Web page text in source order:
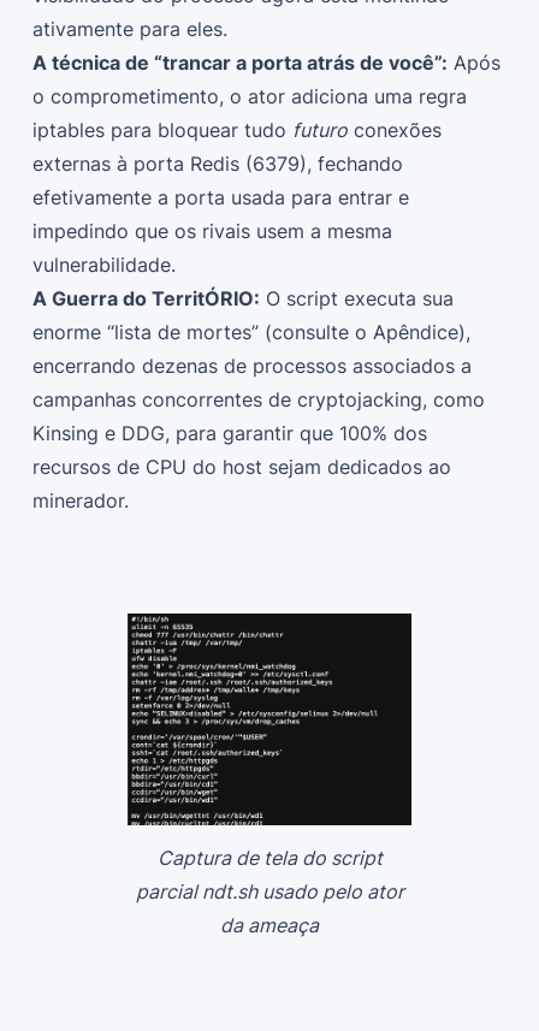
ativamente para eles.
A técnica de “trancar a porta atrás de você”: Após
o comprometimento, o ator adiciona uma regra
iptables para bloquear tudo futuro conexões
externas à porta Redis (6379), fechando
efetivamente a porta usada para entrar e
impedindo que os rivais usem a mesma
vulnerabilidade.
A Guerra do TerritÓRIO: O script executa sua
enorme “lista de mortes” (consulte o Apêndice),
encerrando dezenas de processos associados a
campanhas concorrentes de cryptojacking, como
Kinsing e DDG, para garantir que 100% dos
recursos de CPU do host sejam dedicados ao
minerador.
Captura de tela do script
parcial ndt.sh usado pelo ator
da ameaça